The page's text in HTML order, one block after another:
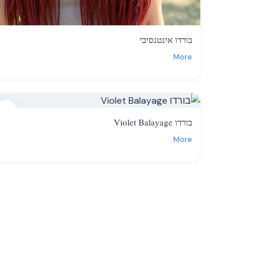
בורדו אינטנסיבי
More
בורדו Violet Balayage
More